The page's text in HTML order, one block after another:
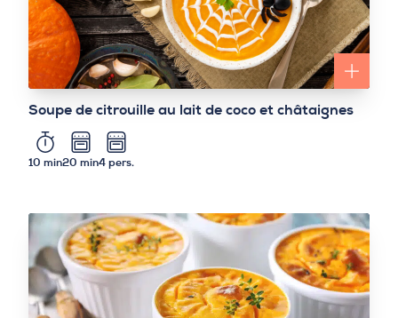
Soupe de citrouille au lait de coco et châtaignes
10 min20 min4 pers.